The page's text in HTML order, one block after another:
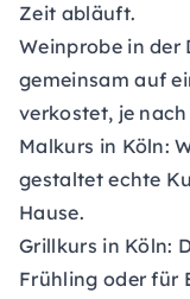
Zeit abläuft.
Weinprobe in der
gemeinsam auf
verkostet, je
Malkurs in Köln:
gestaltet echte
Hause.
Grillkurs in Köln:
Frühling oder für